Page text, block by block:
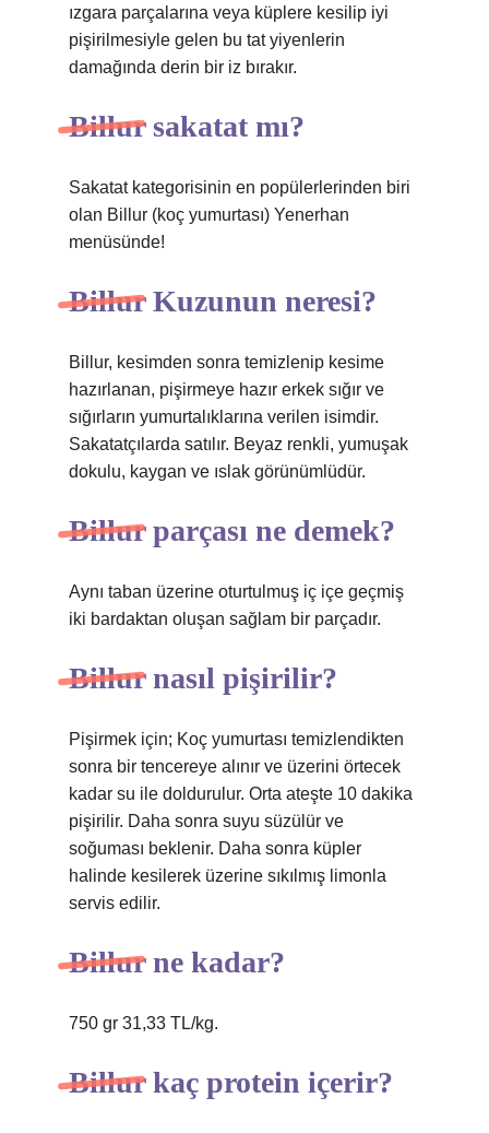
ızgara parçalarına veya küplere kesilip iyi
pişirilmesiyle gelen bu tat yiyenlerin
damağında derin bir iz bırakır.
Billur sakatat mı?
Sakatat kategorisinin en popülerlerinden biri
olan Billur (koç yumurtası) Yenerhan
menüsünde!
Billur Kuzunun neresi?
Billur, kesimden sonra temizlenip kesime
hazırlanan, pişirmeye hazır erkek sığır ve
sığırların yumurtalıklarına verilen isimdir.
Sakatatçılarda satılır. Beyaz renkli, yumuşak
dokulu, kaygan ve ıslak görünümlüdür.
Billur parçası ne demek?
Aynı taban üzerine oturtulmuş iç içe geçmiş
iki bardaktan oluşan sağlam bir parçadır.
Billur nasıl pişirilir?
Pişirmek için; Koç yumurtası temizlendikten
sonra bir tencereye alınır ve üzerini örtecek
kadar su ile doldurulur. Orta ateşte 10 dakika
pişirilir. Daha sonra suyu süzülür ve
soğuması beklenir. Daha sonra küpler
halinde kesilerek üzerine sıkılmış limonla
servis edilir.
Billur ne kadar?
750 gr 31,33 TL/kg.
Billur kaç protein içerir?